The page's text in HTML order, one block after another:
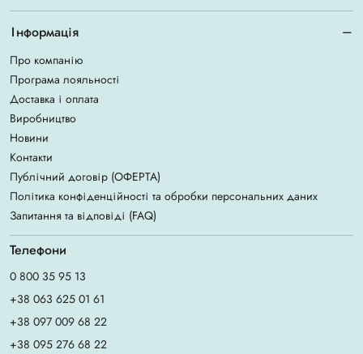
Інформація
Про компанію
Програма лояльності
Доставка і оплата
Виробництво
Новини
Контакти
Публічний договір (ОФЕРТА)
Політика конфіденційності та обробки персональних даних
Запитання та відповіді (FAQ)
Телефони
0 800 35 95 13
+38 063 625 01 61
+38 097 009 68 22
+38 095 276 68 22